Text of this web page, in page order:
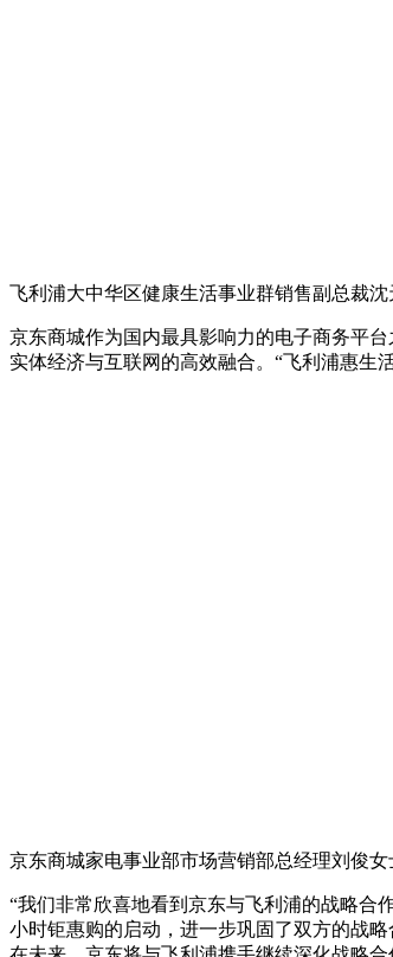
飞利浦大中华区健康生活事业群销售副总裁
京东商城作为国内最具影响力的电子商务平
实体经济与互联网的高效融合。“飞利浦惠生
京东商城家电事业部市场营销部总经理刘俊
“我们非常欣喜地看到京东与飞利浦的战略合
小时钜惠购的启动，进一步巩固了双方的战